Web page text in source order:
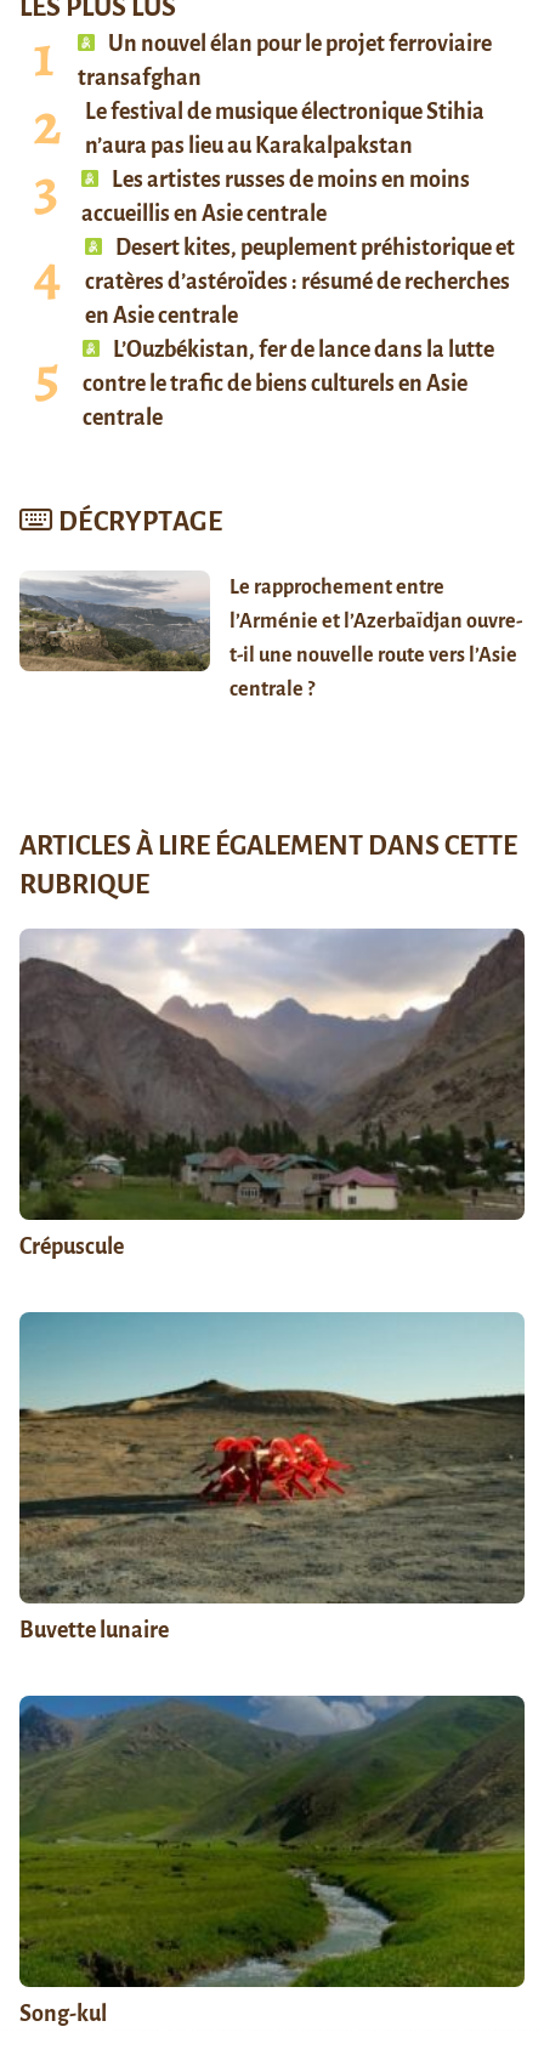
LES PLUS LUS
Un nouvel élan pour le projet ferroviaire
transafghan
Le festival de musique électronique Stihia
n’aura pas lieu au Karakalpakstan
Les artistes russes de moins en moins
accueillis en Asie centrale
Desert kites, peuplement préhistorique et
cratères d’astéroïdes : résumé de recherches
en Asie centrale
L’Ouzbékistan, fer de lance dans la lutte
contre le trafic de biens culturels en Asie
centrale
DÉCRYPTAGE
Le rapprochement entre
l’Arménie et l’Azerbaïdjan ouvre-
t-il une nouvelle route vers l’Asie
centrale ?
ARTICLES À LIRE ÉGALEMENT DANS CETTE
RUBRIQUE
Crépuscule
Buvette lunaire
Song-kul